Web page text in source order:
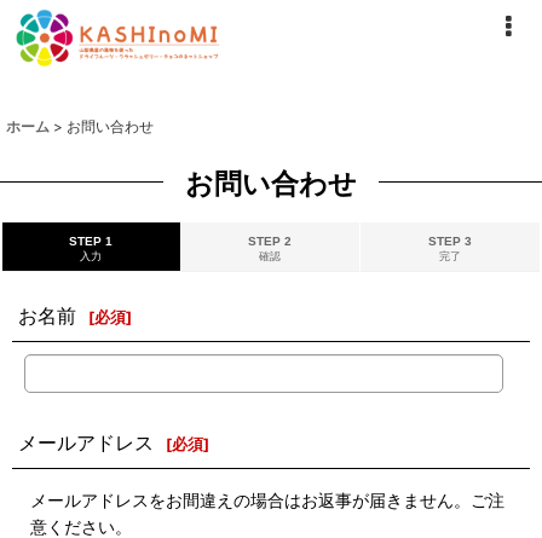
ホーム > お問い合わせ
お問い合わせ
STEP 1
入力
STEP 2
確認
STEP 3
完了
お名前 [必須]
メールアドレス [必須]
メールアドレスをお間違えの場合はお返事が届きません。ご注
意ください。